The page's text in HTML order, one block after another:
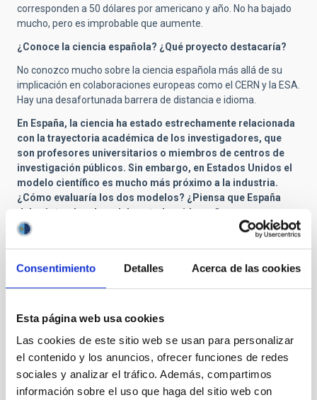
Consentimiento Detalles Acerca de las cookies
Esta página web usa cookies
Las cookies de este sitio web se usan para personalizar
el contenido y los anuncios, ofrecer funciones de redes
sociales y analizar el tráfico. Además, compartimos
información sobre el uso que haga del sitio web con
corresponden a 50 dólares por americano y año. No ha bajado
mucho, pero es improbable que aumente.
¿Conoce la ciencia española? ¿Qué proyecto destacaría?
No conozco mucho sobre la ciencia española más allá de su
implicación en colaboraciones europeas como el CERN y la ESA.
Hay una desafortunada barrera de distancia e idioma.
En España, la ciencia ha estado estrechamente relacionada
con la trayectoria académica de los investigadores, que
son profesores universitarios o miembros de centros de
investigación públicos. Sin embargo, en Estados Unidos el
modelo científico es mucho más próximo a la industria.
¿Cómo evaluaría los dos modelos? ¿Piensa que España
debería tender al modelo estadounidense?
No creo que las diferencias sean tan grandes. Los científicos
estadounidenses están financiados mayoritariamente por el
gobierno o fundaciones, no por la industria, y los que están
aplicada o en investigación básica se ha incrementado
durante la crisis económica. ¿Qué opinión le merece esto?
Ambas, obviamente. Todo el mundo querría que hubiera una